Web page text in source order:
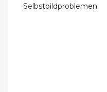
Selbstbildproblemen